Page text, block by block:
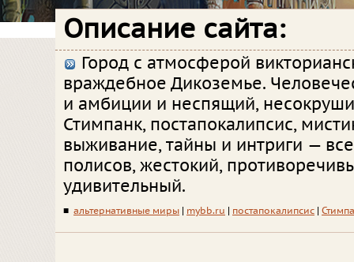
Описание сайта:
Город с атмосферой
враждебное Дикоземье.
и амбиции и неспящий,
Стимпанк, постапокалипсис,
выживание, тайны и интриги —
полисов, жестокий,
удивительный.
■ альтернативные миры mybb.ru постапокалипсис